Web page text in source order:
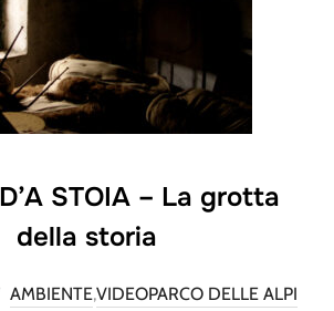
STOIA – La grotta
della storia
AMBIENTE,VIDEOPARCO DELLE ALPI